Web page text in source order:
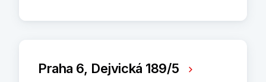
Praha 6, Dejvická 189/5